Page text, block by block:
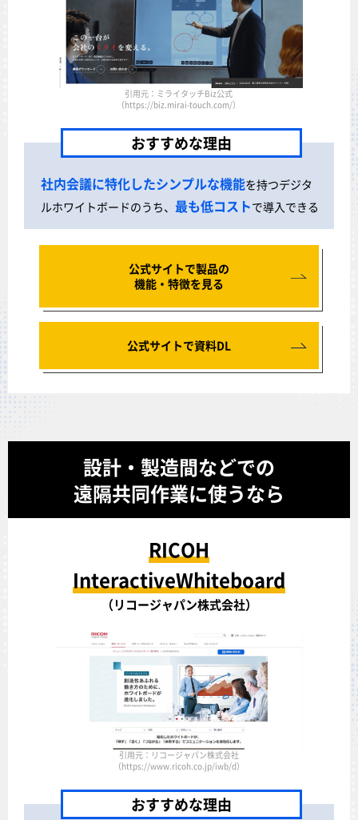
引用元：ミライタッチBiz公式
（https://biz.mirai-touch.com/）
おすすめな理由
社内会議に特化したシンプルな機能を持つデジタ
ルホワイトボードのうち、 最も低コストで導入できる
公式サイトで製品の
機能・特徴を見る
公式サイトで資料DL
設計・製造間などでの
遠隔共同作業に使うなら
RICOH
InteractiveWhiteboard
（リコージャパン株式会社）
引用元：リコージャパン株式会社
（https://www.ricoh.co.jp/iwb/d）
おすすめな理由